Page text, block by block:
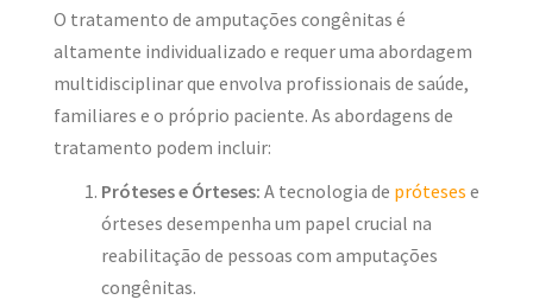
O tratamento de amputações congênitas é
altamente individualizado e requer uma abordagem
multidisciplinar que envolva profissionais de saúde,
familiares e o próprio paciente. As abordagens de
tratamento podem incluir:
Próteses e Órteses: A tecnologia de próteses e
órteses desempenha um papel crucial na
reabilitação de pessoas com amputações
congênitas.